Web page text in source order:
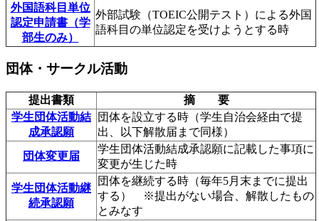
外国語科目単位
認定申請書（学
部生のみ）
外部試験（TOEIC公開テスト）による外国
語科目の単位認定を受けようとする時
団体・サークル活動
提出書類
摘 要
学生団体活動結
成承認願
団体を設立する時（学生自治会経由で提
出、以下解散届まで同様）
団体変更届
学生団体活動結成承認願に記載した事項に
変更が生じた時
学生団体活動継
続承認願
団体を継続する時（毎年5月末までに提出
する） ※提出がない場合、解散したもの
とみなす